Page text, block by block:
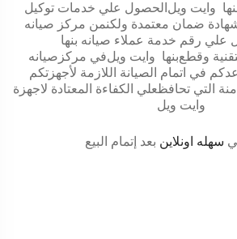
الحصول علي خدمات توكيل وايت ويل
ضمان معتمدة ولكنمن مركز صيانه
بنها علي رقم خدمة عملاء صيانه
في مركزصيانهوايت ويل بنهاوقطع
في اتمام الصيانة اللازمة لأجهزتكم
التي تحافظعلي الكفاءة المعتادة لاجهزة
وايت ويل
سهله اونلاين بعد إتمام البيع